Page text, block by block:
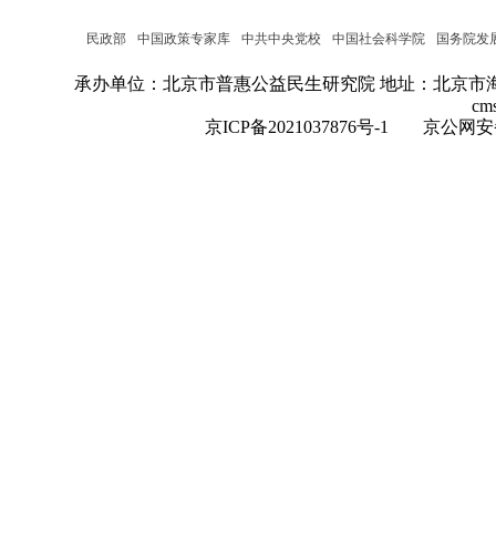
民政部 中国政策专家库 中共中央党校 中国社会科学院 国务院发
承办单位：北京市普惠公益民生研究院 地址：北京市
京ICP备2021037876号-1
京公网安